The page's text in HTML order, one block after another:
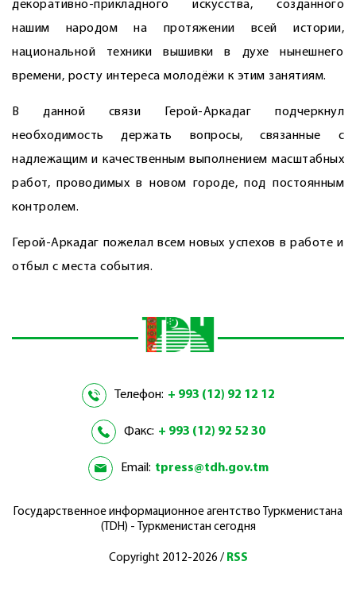
декоративно-прикладного искусства, созданного
нашим народом на протяжении всей истории,
национальной техники вышивки в духе нынешнего
времени, росту интереса молодёжи к этим занятиям.
В данной связи Герой-Аркадаг подчеркнул
необходимость держать вопросы, связанные с
надлежащим и качественным выполнением масштабных
работ, проводимых в новом городе, под постоянным
контролем.
Герой-Аркадаг пожелал всем новых успехов в работе и
отбыл с места события.
Телефон: + 993 (12) 92 12 12
Факс: + 993 (12) 92 52 30
Email: tpress@tdh.gov.tm
Государственное информационное агентство Туркменистана
(TDH) - Туркменистан сегодня
Copyright 2012-2026 / RSS